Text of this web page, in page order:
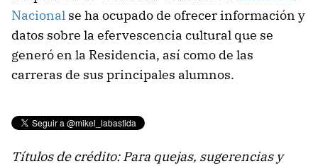
Nacional se ha ocupado de ofrecer información y
datos sobre la efervescencia cultural que se
generó en la Residencia, así como de las
carreras de sus principales alumnos.
Títulos de crédito: Para quejas, sugerencias y